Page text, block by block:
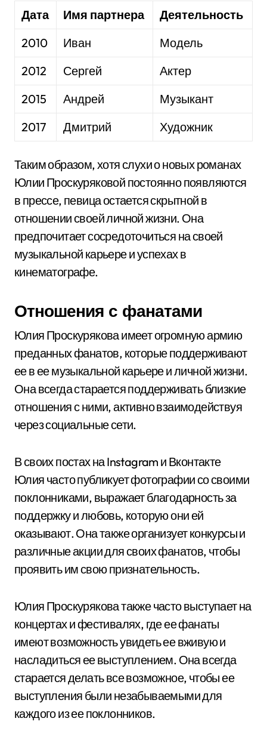
Дата Имя партнера
Деятельность
2010
Иван
Модель
2012
Сергей
Актер
2015
Андрей
Музыкант
2017
Дмитрий Художник
Таким образом, хотя слухи о новых романах
Юлии Проскуряковой постоянно появляются
в прессе, певица остается скрытной в
отношении своей личной жизни. Она
предпочитает сосредоточиться на своей
музыкальной карьере и успехах в
кинематографе.
Отношения с фанатами
Юлия Проскурякова имеет огромную армию
преданных фанатов, которые поддерживают
ее в ее музыкальной карьере и личной жизни.
Она всегда старается поддерживать близкие
отношения с ними, активно взаимодействуя
через социальные сети.
В своих постах на Instagram и Вконтакте
Юлия часто публикует фотографии со своими
поклонниками, выражает благодарность за
поддержку и любовь, которую они ей
оказывают. Она также организует конкурсы и
различные акции для своих фанатов, чтобы
проявить им свою признательность.
Юлия Проскурякова также часто выступает на
концертах и фестивалях, где ее фанаты
имеют возможность увидеть ее вживую и
насладиться ее выступлением. Она всегда
старается делать все возможное, чтобы ее
выступления были незабываемыми для
каждого из ее поклонников.